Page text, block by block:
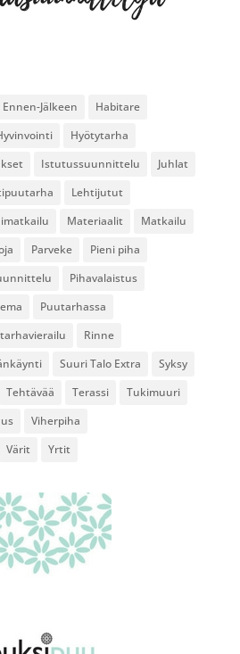
Ennen-Jälkeen
Habitare
Hyötytarha
Istutussuunnittelu
Juhlat
Lehtijutut
Materiaalit
Matkailu
Parveke
Pieni piha
Pihavalaistus
Puutarhassa
Rinne
Suuri Talo Extra
Syksy
Tehtävää Terassi
Tukimuuri
Viherpiha
Värit Yrtit